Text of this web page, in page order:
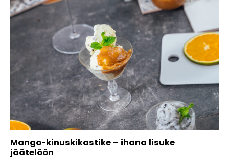
Mango-kinuskikastike – ihana lisuke
jäätelöön